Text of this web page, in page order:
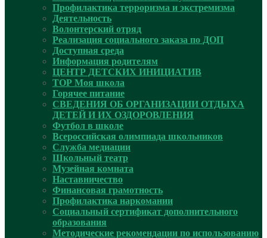
Профилактика терроризма и экстремизма
Деятельность
Волонтерский отряд
Реализация социального заказа по ДОП
Доступная среда
Информация родителям
ЦЕНТР ДЕТСКИХ ИНИЦИАТИВ
ТОР Моя школа
Горячее питание
СВЕДЕНИЯ ОБ ОРГАНИЗАЦИИ ОТДЫХА
ДЕТЕЙ И ИХ ОЗДОРОВЛЕНИЯ
Футбол в школе
Всероссийская олимпиада школьников
Служба медиации
Школьный театр
Музейная комната
Наставничество
Финансовая грамотность
Профилактика наркомании
Социальный сертификат дополнительного
образования
Методические рекомендации по использованию